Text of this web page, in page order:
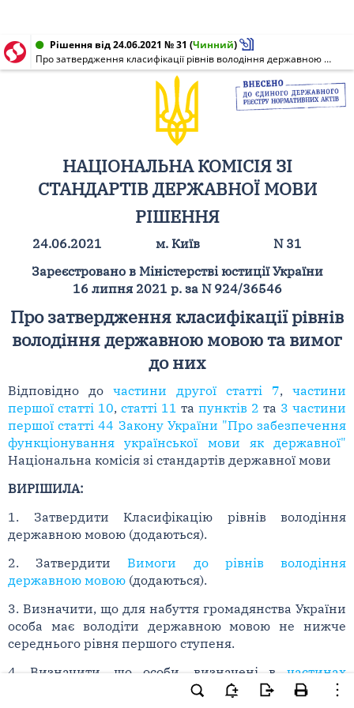
Рішення від 24.06.2021 № 31 (Чинний)
Про затвердження класифікації рівнів володіння державною мовою та вимог до них